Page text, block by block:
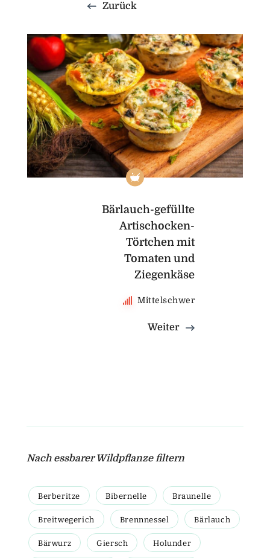
Zurück
Bärlauch-gefüllte
Artischocken-
Törtchen mit
Tomaten und
Ziegenkäse
Mittelschwer
Weiter
Nach essbarer Wildpflanze filtern
Berberitze Bibernelle Braunelle
Breitwegerich Brennnessel Bärlauch
Bärwurz Giersch Holunder